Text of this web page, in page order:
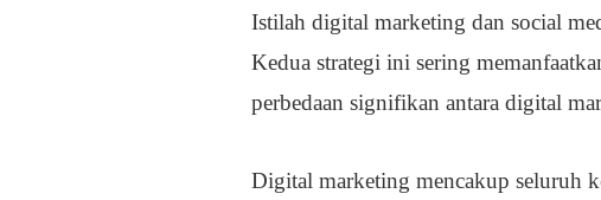
Istilah digital marketing dan social
Kedua strategi ini sering
perbedaan signifikan antara digital
Digital marketing mencakup seluruh